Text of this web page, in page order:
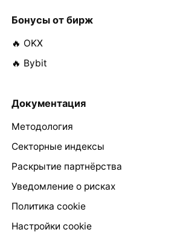
Бонусы от бирж
🔥 OKX
🔥 Bybit
Документация
Методология
Секторные индексы
Раскрытие партнёрства
Уведомление о рисках
Политика cookie
Настройки cookie